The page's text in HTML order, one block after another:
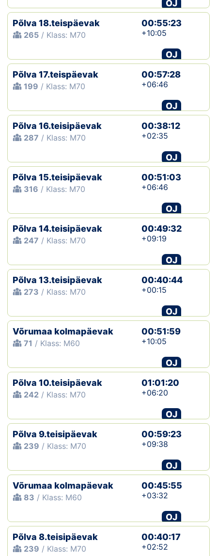
OJ
Põlva 18.teispäevak
265 / Klass: M70
00:55:23
+10:05
OJ
Põlva 17.teispäevak
199 / Klass: M70
00:57:28
+06:46
OJ
Põlva 16.teisipäevak
287 / Klass: M70
00:38:12
+02:35
OJ
Põlva 15.teisipäevak
316 / Klass: M70
00:51:03
+06:46
OJ
Põlva 14.teisipäevak
247 / Klass: M70
00:49:32
+09:19
OJ
Põlva 13.teisipäevak
273 / Klass: M70
00:40:44
+00:15
OJ
Võrumaa kolmapäevak
71 / Klass: M60
00:51:59
+10:05
OJ
Põlva 10.teisipäevak
242 / Klass: M70
01:01:20
+06:20
OJ
Põlva 9.teisipäevak
239 / Klass: M70
00:59:23
+09:38
OJ
Võrumaa kolmapäevak
83 / Klass: M60
00:45:55
+03:32
OJ
Põlva 8.teisipäevak
239 / Klass: M70
00:40:17
+02:52